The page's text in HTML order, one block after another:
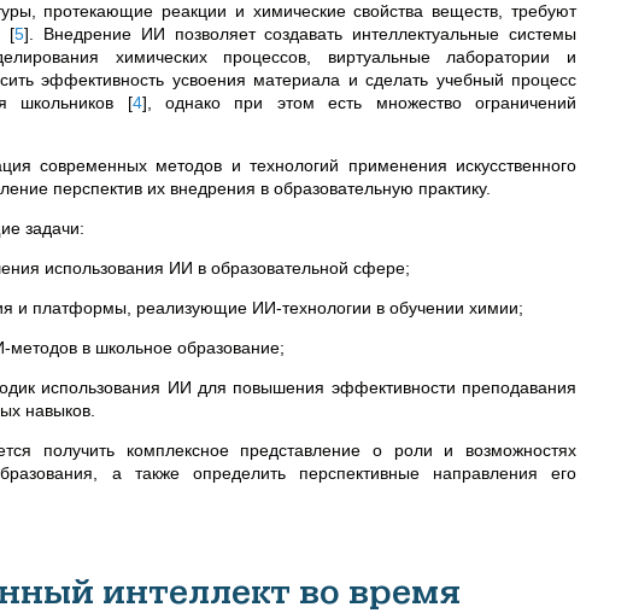
протекающие реакции и химические свойства веществ, требуют
[5] . Внедрение ИИ позволяет создавать интеллектуальные системы
химических процессов, виртуальные лаборатории и
эффективность усвоения материала и сделать учебный процесс
школьников [4] , однако при этом есть множество ограничений
современных методов и технологий применения искусственного
перспектив их внедрения в образовательную практику.
задачи:
использования ИИ в образовательной сфере;
и платформы, реализующие ИИ-технологии в обучении химии;
в школьное образование;
использования ИИ для повышения эффективности преподавания
навыков.
получить комплексное представление о роли и возможностях
а также определить перспективные направления его
интеллект во время